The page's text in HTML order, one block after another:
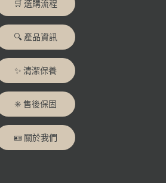
🛒 選購流程
🔍 產品資訊
✨ 清潔保養
✳️ 售後保固
🪪 關於我們